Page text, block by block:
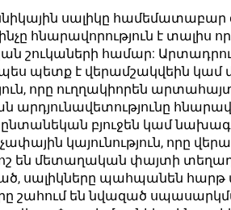
բարձր
և մատե
համար
cauc
սալիկը համեմատաբար
հնարավորություն է տալիս
շուկաների համար:
պետք է վերամշակվեին կամ
որը ուղղակիորեն
ընտանեկան բյուջեն կամ
կայունություն, որը
են մետաղական փայտի
սալիկները պահպանեն հարթ
շահում են նվազած